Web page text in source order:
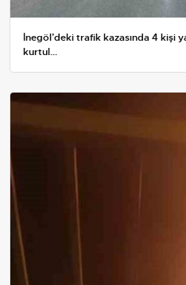
İnegöl’deki trafik kazasında 4 kişi
kurtul...